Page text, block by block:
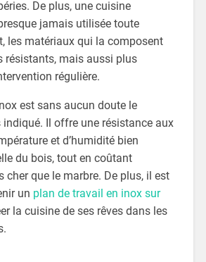
De plus, une cuisine
jamais utilisée toute
les matériaux qui la composent
résistants, mais aussi plus
régulière.
est sans aucun doute le
Il offre une résistance aux
et d’humidité bien
du bois, tout en coûtant
cher que le marbre. De plus, il est
un plan de travail en inox sur
la cuisine de ses rêves dans les